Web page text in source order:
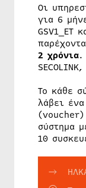
Οι
για 6
GSV1_ET
2 χρόνια.
Το κάθε
λάβει
(voucher)
σύστημα
10